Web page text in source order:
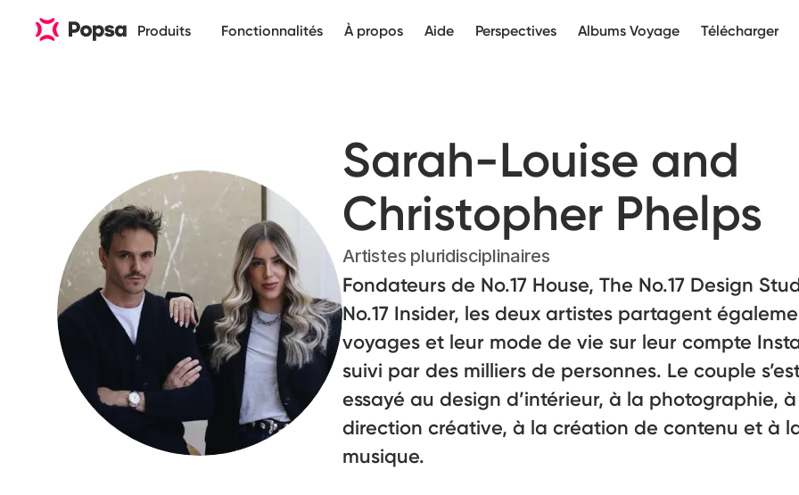
Produits Fonctionnalités À propos Aide Perspectives Albums Voyage Télécharger
Sarah-Louise and
Christopher Phelps
Artistes pluridisciplinaires
Fondateurs de No.17 House, The No.17 Design
No.17 Insider, les deux artistes partagent
voyages et leur mode de vie sur leur compte
suivi par des milliers de personnes. Le couple
essayé au design d’intérieur, à la photographie,
direction créative, à la création de contenu et à
musique.